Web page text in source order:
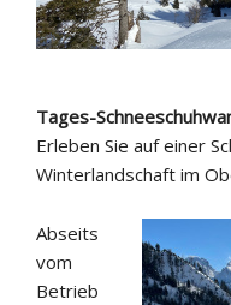
Tages-
Erleben Sie auf einer
Winterlandschaft im
Abseits
vom
Betrieb